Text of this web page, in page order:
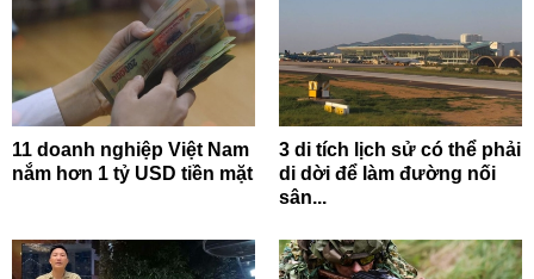
11 doanh nghiệp Việt Nam
nắm hơn 1 tỷ USD tiền mặt
3 di tích lịch sử có thể phải
di dời để làm đường nối
sân...